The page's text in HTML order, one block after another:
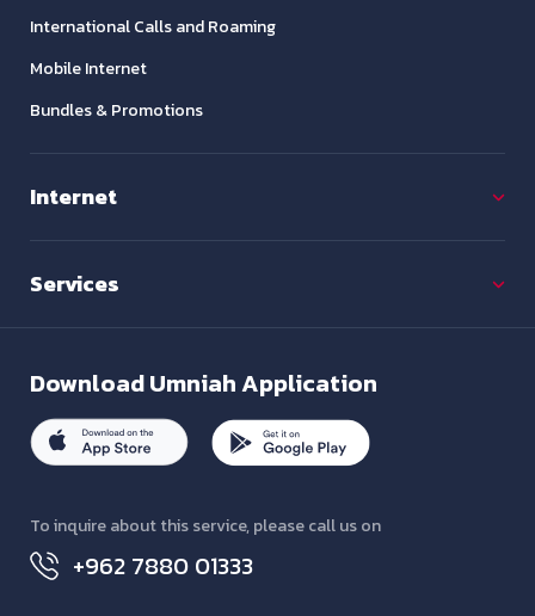
International Calls and Roaming
Mobile Internet
Bundles & Promotions
Internet
Services
DownloadUmniah Application
To inquire about this service, please call us on
+962 7880 01333